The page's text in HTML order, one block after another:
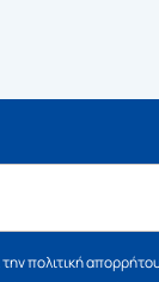
πολιτική